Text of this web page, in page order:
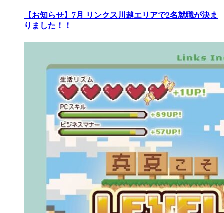
【お知らせ】7月 リンクス川越エリアで2名就職が決ま
りました！！